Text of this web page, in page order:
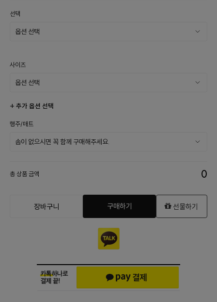
선택
사이즈
+ 추가 옵션 선택
행주/매트
총 상품 금액 0
장바구니 구매하기 선물하기